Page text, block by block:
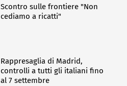
Scontro sulle frontiere "Non
cediamo a ricatti"
Rappresaglia di Madrid,
controlli a tutti gli italiani fino
al 7 settembre